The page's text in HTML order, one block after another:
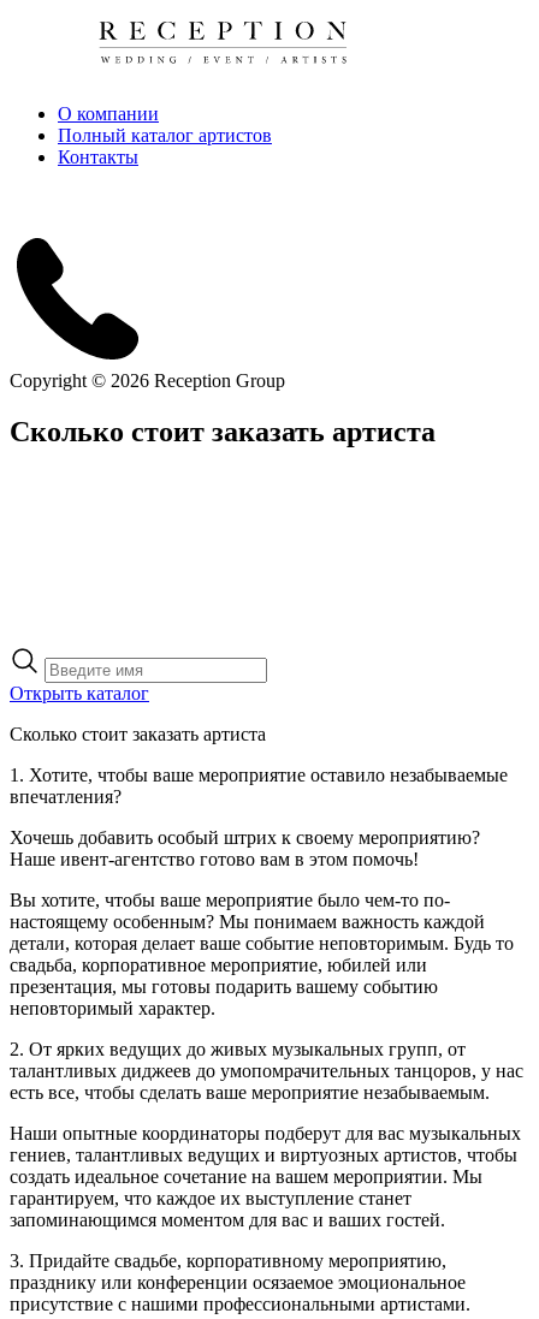
О компании
Полный каталог артистов
Контакты
Copyright © 2026 Reception Group
Сколько стоит заказать артиста
Поиск
товаров
Открыть каталог
Сколько стоит заказать артиста
1. Хотите, чтобы ваше мероприятие оставило незабываемые
впечатления?
Хочешь добавить особый штрих к своему мероприятию?
Наше ивент-агентство готово вам в этом помочь!
Вы хотите, чтобы ваше мероприятие было чем-то по-
настоящему особенным? Мы понимаем важность каждой
детали, которая делает ваше событие неповторимым. Будь то
свадьба, корпоративное мероприятие, юбилей или
презентация, мы готовы подарить вашему событию
неповторимый характер.
2. От ярких ведущих до живых музыкальных групп, от
талантливых диджеев до умопомрачительных танцоров, у нас
есть все, чтобы сделать ваше мероприятие незабываемым.
Наши опытные координаторы подберут для вас музыкальных
гениев, талантливых ведущих и виртуозных артистов, чтобы
создать идеальное сочетание на вашем мероприятии. Мы
гарантируем, что каждое их выступление станет
запоминающимся моментом для вас и ваших гостей.
3. Придайте свадьбе, корпоративному мероприятию,
празднику или конференции осязаемое эмоциональное
присутствие с нашими профессиональными артистами.